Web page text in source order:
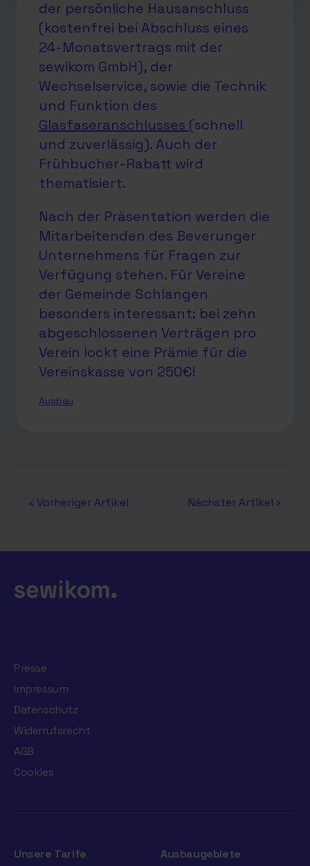
der persönliche Hausanschluss
(kostenfrei bei Abschluss eines
24-Monatsvertrags mit der
sewikom GmbH), der
Wechselservice, sowie die Technik
und Funktion des
Glasfaseranschlusses (schnell
und zuverlässig). Auch der
Frühbucher-Rabatt wird
thematisiert.
Nach der Präsentation werden die
Mitarbeitenden des Beverunger
Unternehmens für Fragen zur
Verfügung stehen. Für Vereine
der Gemeinde Schlangen
besonders interessant: bei zehn
abgeschlossenen Verträgen pro
Verein lockt eine Prämie für die
Vereinskasse von 250€!
Ausbau
‹ Vorheriger Artikel Nächster Artikel ›
Presse
Impressum
Datenschutz
Widerrufsrecht
AGB
Cookies
Unsere Tarife
Ausbaugebiete